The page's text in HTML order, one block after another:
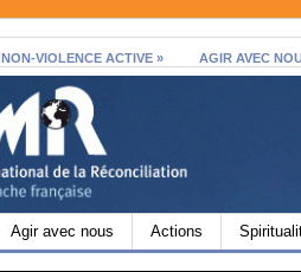
NON-VIOLENCE ACTIVE » AGIR AVEC
Agir avec nous Actions